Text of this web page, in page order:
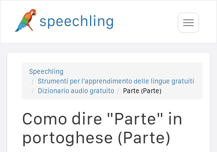
Toggle
Speechling
Strumenti per l'apprendimento delle lingue gratuiti
Dizionario audio gratuito
Parte (Parte)
Como dire "Parte" in
portoghese (Parte)